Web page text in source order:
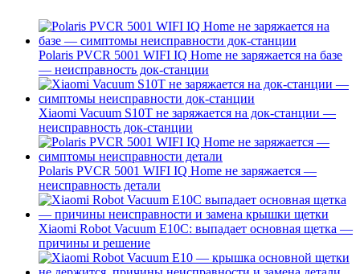
Polaris PVCR 5001 WIFI IQ Home не заряжается на базе
— неисправность док-станции
Xiaomi Vacuum S10T не заряжается на док-станции —
неисправность док-станции
Polaris PVCR 5001 WIFI IQ Home не заряжается —
неисправность детали
Xiaomi Robot Vacuum E10C: выпадает основная щетка —
причины и решение